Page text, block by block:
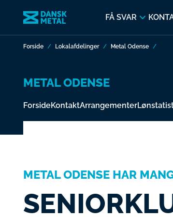
FÅ SVAR
Forside Lokalafdelinger Metal Odense
METAL ODENSE
ForsideKontaktArrangementer
METAL ODENSE HAR